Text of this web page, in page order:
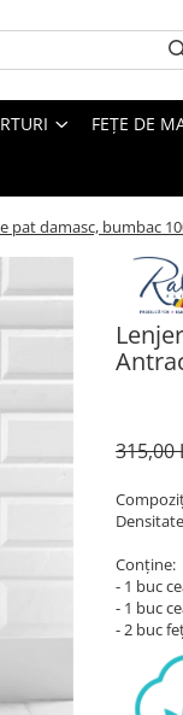
FEȚE DE
pat damasc, bumbac
315,00
Conține:
- 1 buc
- 1 buc
- 2 buc